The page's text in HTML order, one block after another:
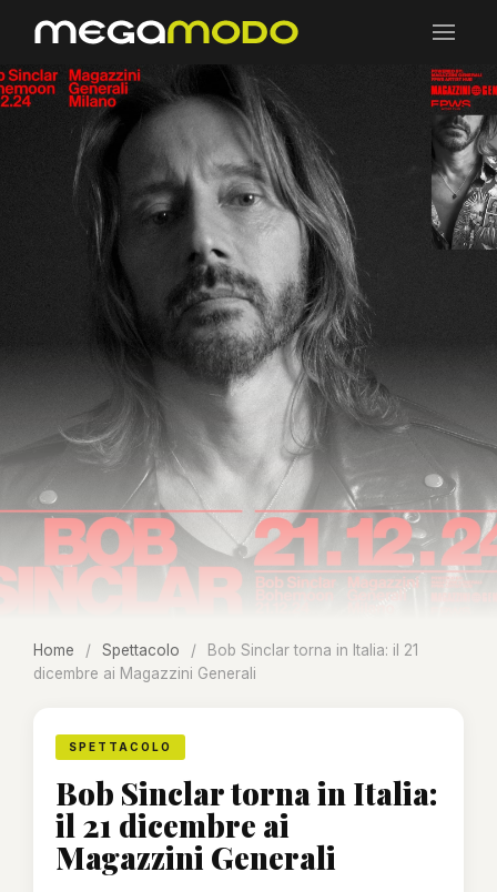
Home / Spettacolo /
Bob Sinclar torna in Italia: il 21
dicembre ai Magazzini Generali
SPETTACOLO
Bob Sinclar torna in Italia:
il 21 dicembre ai
Magazzini Generali